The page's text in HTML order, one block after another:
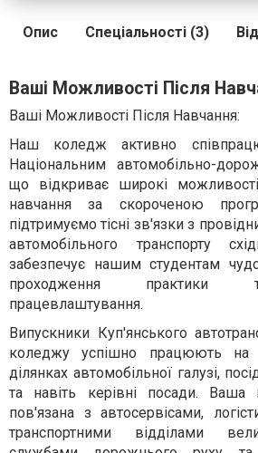
Опис Спеціальності (3)
Ваші Можливості Після
Ваші Можливості Після Навчання:
Наш коледж активно
Національним автомобільно-
що відкриває широкі
навчання за скороченою
підтримуємо тісні зв'язки з
автомобільного транспорту
забезпечує нашим студентам
проходження практики
працевлаштування.
Випускники Куп'янського
коледжу успішно працюють на
ділянках автомобільної галузі,
та навіть керівні посади.
пов'язана з автосервісами,
транспортними відділами